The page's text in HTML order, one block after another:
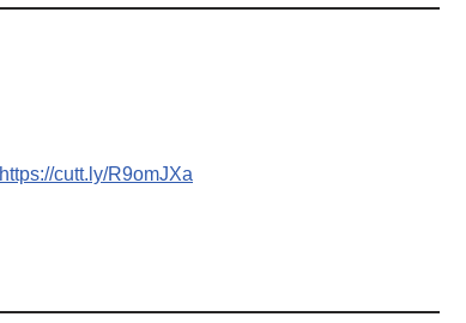
https://cutt.ly/R9omJXa